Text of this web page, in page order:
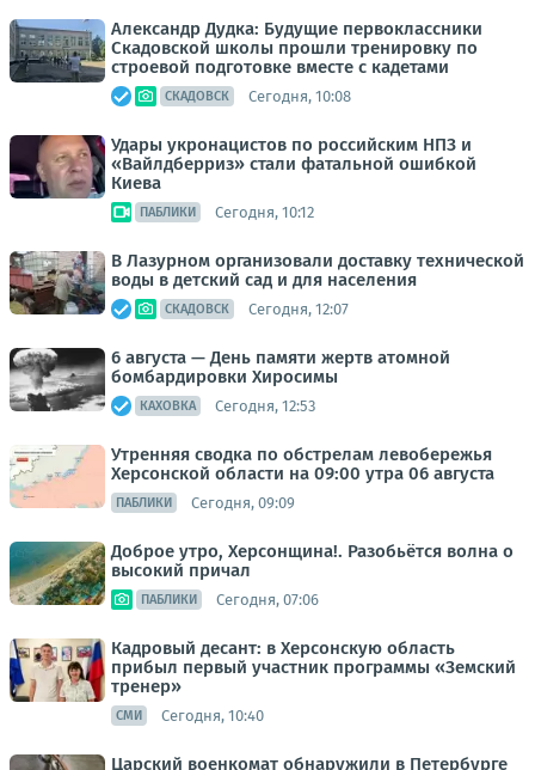
Александр Дудка: Будущие первоклассники
Скадовской школы прошли тренировку по
строевой подготовке вместе с кадетами
СКАДОВСК Сегодня, 10:08
Удары укронацистов по российским НПЗ и
«Вайлдберриз» стали фатальной ошибкой
Киева
ПАБЛИКИ Сегодня, 10:12
В Лазурном организовали доставку технической
воды в детский сад и для населения
СКАДОВСК Сегодня, 12:07
6 августа — День памяти жертв атомной
бомбардировки Хиросимы
КАХОВКА Сегодня, 12:53
Утренняя сводка по обстрелам левобережья
Херсонской области на 09:00 утра 06 августа
ПАБЛИКИ Сегодня, 09:09
Доброе утро, Херсонщина!. Разобьётся волна о
высокий причал
ПАБЛИКИ Сегодня, 07:06
Кадровый десант: в Херсонскую область
прибыл первый участник программы «Земский
тренер»
СМИ Сегодня, 10:40
Царский военкомат обнаружили в Петербурге